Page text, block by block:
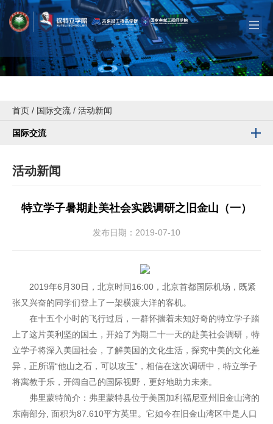
首页 / 国际交流 / 活动新闻
国际交流
活动新闻
特立学子暑期赴美社会实践调研之旧金山（一）
发布日期：2019-07-10
2019年6月30日，北京时间16:00，北京首都国际机场，既紧
张又兴奋的同学们登上了一架横渡大洋的客机。
在十五个小时的飞行过后，一群怀揣着未知好奇的特立学子踏
上了这片美利坚的国土，开始了为期二十一天的赴美社会调研，特
立学子将深入美国社会，了解美国的文化生活，探究中美的文化差
异，正所谓“他山之石，可以攻玉”，相信在这次调研中，特立学子
将寓教于乐，开阔自己的国际视野，更好地助力未来。
弗里蒙特简介：弗里蒙特县位于美国加利福尼亚州旧金山湾的
东南部分, 面积为87.610平方英里。它如今在旧金山湾区中是人口